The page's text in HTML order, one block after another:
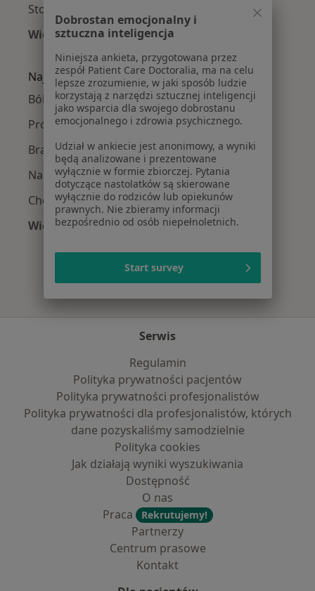
Stomatolodzy Wilda
Więcej (2)
Więcej w kategorii: Stomatolodzy w pobliżu
Najczęście leczone choroby
Ból zęba w Poznaniu
Próchnica w Poznaniu
Braki zębowe w Poznaniu
Nadwrażliwość zębów w Poznaniu
Choroby miazgi w Poznaniu
Więcej (15)
Serwis
Regulamin
Polityka prywatności pacjentów
Polityka prywatności profesjonalistów
Polityka prywatności dla profesjonalistów, których
dane pozyskaliśmy samodzielnie
Polityka cookies
Jak działają wyniki wyszukiwania
Dostępność
O nas
Praca
Rekrutujemy!
Partnerzy
Centrum prasowe
Kontakt
Dobrostan emocjonalny i
sztuczna inteligencja
Niniejsza ankieta, przygotowana przez
zespół Patient Care Doctoralia, ma na celu
lepsze zrozumienie, w jaki sposób ludzie
korzystają z narzędzi sztucznej inteligencji
jako wsparcia dla swojego dobrostanu
emocjonalnego i zdrowia psychicznego.
Udział w ankiecie jest anonimowy, a wyniki
będą analizowane i prezentowane
wyłącznie w formie zbiorczej. Pytania
dotyczące nastolatków są skierowane
wyłącznie do rodziców lub opiekunów
prawnych. Nie zbieramy informacji
bezpośrednio od osób niepełnoletnich.
Start survey